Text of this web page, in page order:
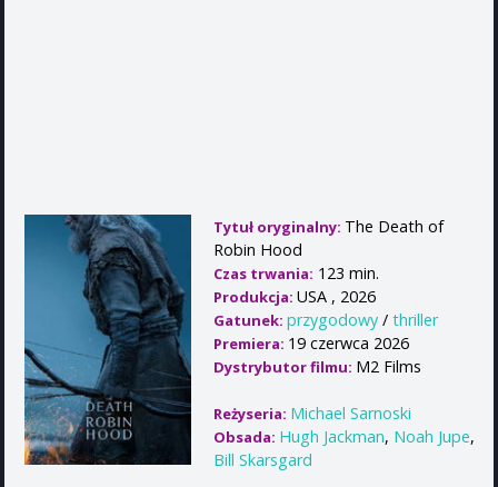
Tytuł oryginalny: The Death of
Robin Hood
Czas trwania: 123 min.
Produkcja: USA , 2026
Gatunek: przygodowy / thriller
Premiera: 19 czerwca 2026
Dystrybutor filmu: M2 Films
Reżyseria: Michael Sarnoski
Obsada: Hugh Jackman, Noah Jupe,
Bill Skarsgard